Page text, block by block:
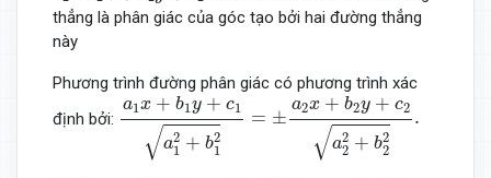
thẳng là phân giác của góc tạo bởi hai đường thẳng
này
Phương trình đường phân giác có phương trình xác
định bởi:
a1 x + b1 y + c1
√a2
1 + b2
1
= ±
a2x + b2y + c2
√a2
2 + b2
2
.
a1x+b1y+c1a12+b12=±a2x+b2y +c2